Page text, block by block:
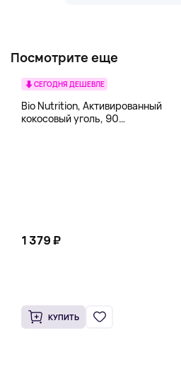
Посмотрите еще
СЕГОДНЯ ДЕШЕВЛЕ
Bio Nutrition, Активированный
кокосовый уголь, 90
1 379 ₽
КУПИТЬ